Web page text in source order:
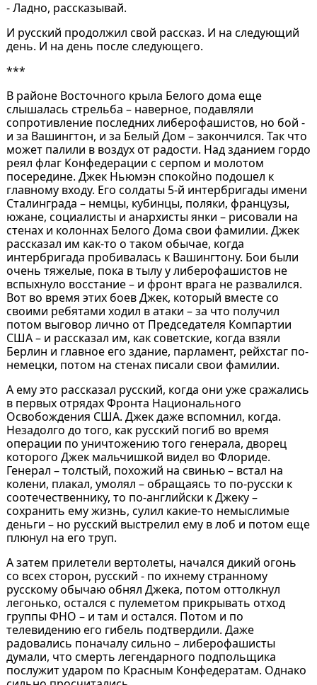
- Ладно, рассказывай.
И русский продолжил свой рассказ. И на следующий
день. И на день после следующего.
***
В районе Восточного крыла Белого дома еще
слышалась стрельба – наверное, подавляли
сопротивление последних либерофашистов, но бой -
и за Вашингтон, и за Белый Дом – закончился. Так что
может палили в воздух от радости. Над зданием гордо
реял флаг Конфедерации с серпом и молотом
посередине. Джек Ньюмэн спокойно подошел к
главному входу. Его солдаты 5-й интербригады имени
Сталинграда – немцы, кубинцы, поляки, французы,
южане, социалисты и анархисты янки – рисовали на
стенах и колоннах Белого Дома свои фамилии. Джек
рассказал им как-то о таком обычае, когда
интербригада пробивалась к Вашингтону. Бои были
очень тяжелые, пока в тылу у либерофашистов не
вспыхнуло восстание – и фронт врага не развалился.
Вот во время этих боев Джек, который вместе со
своими ребятами ходил в атаки – за что получил
потом выговор лично от Председателя Компартии
США – и рассказал им, как советские, когда взяли
Берлин и главное его здание, парламент, рейхстаг по-
немецки, потом на стенах писали свои фамилии.
А ему это рассказал русский, когда они уже сражались
в первых отрядах Фронта Национального
Освобождения США. Джек даже вспомнил, когда.
Незадолго до того, как русский погиб во время
операции по уничтожению того генерала, дворец
которого Джек мальчишкой видел во Флориде.
Генерал – толстый, похожий на свинью – встал на
колени, плакал, умолял – обращаясь то по-русски к
соотечественнику, то по-английски к Джеку –
сохранить ему жизнь, сулил какие-то немыслимые
деньги – но русский выстрелил ему в лоб и потом еще
плюнул на его труп.
А затем прилетели вертолеты, начался дикий огонь
со всех сторон, русский - по ихнему странному
русскому обычаю обнял Джека, потом оттолкнул
легонько, остался с пулеметом прикрывать отход
группы ФНО – и там и остался. Потом и по
телевидению его гибель подтвердили. Даже
радовались поначалу сильно – либерофашисты
думали, что смерть легендарного подпольщика
послужит ударом по Красным Конфедератам. Однако